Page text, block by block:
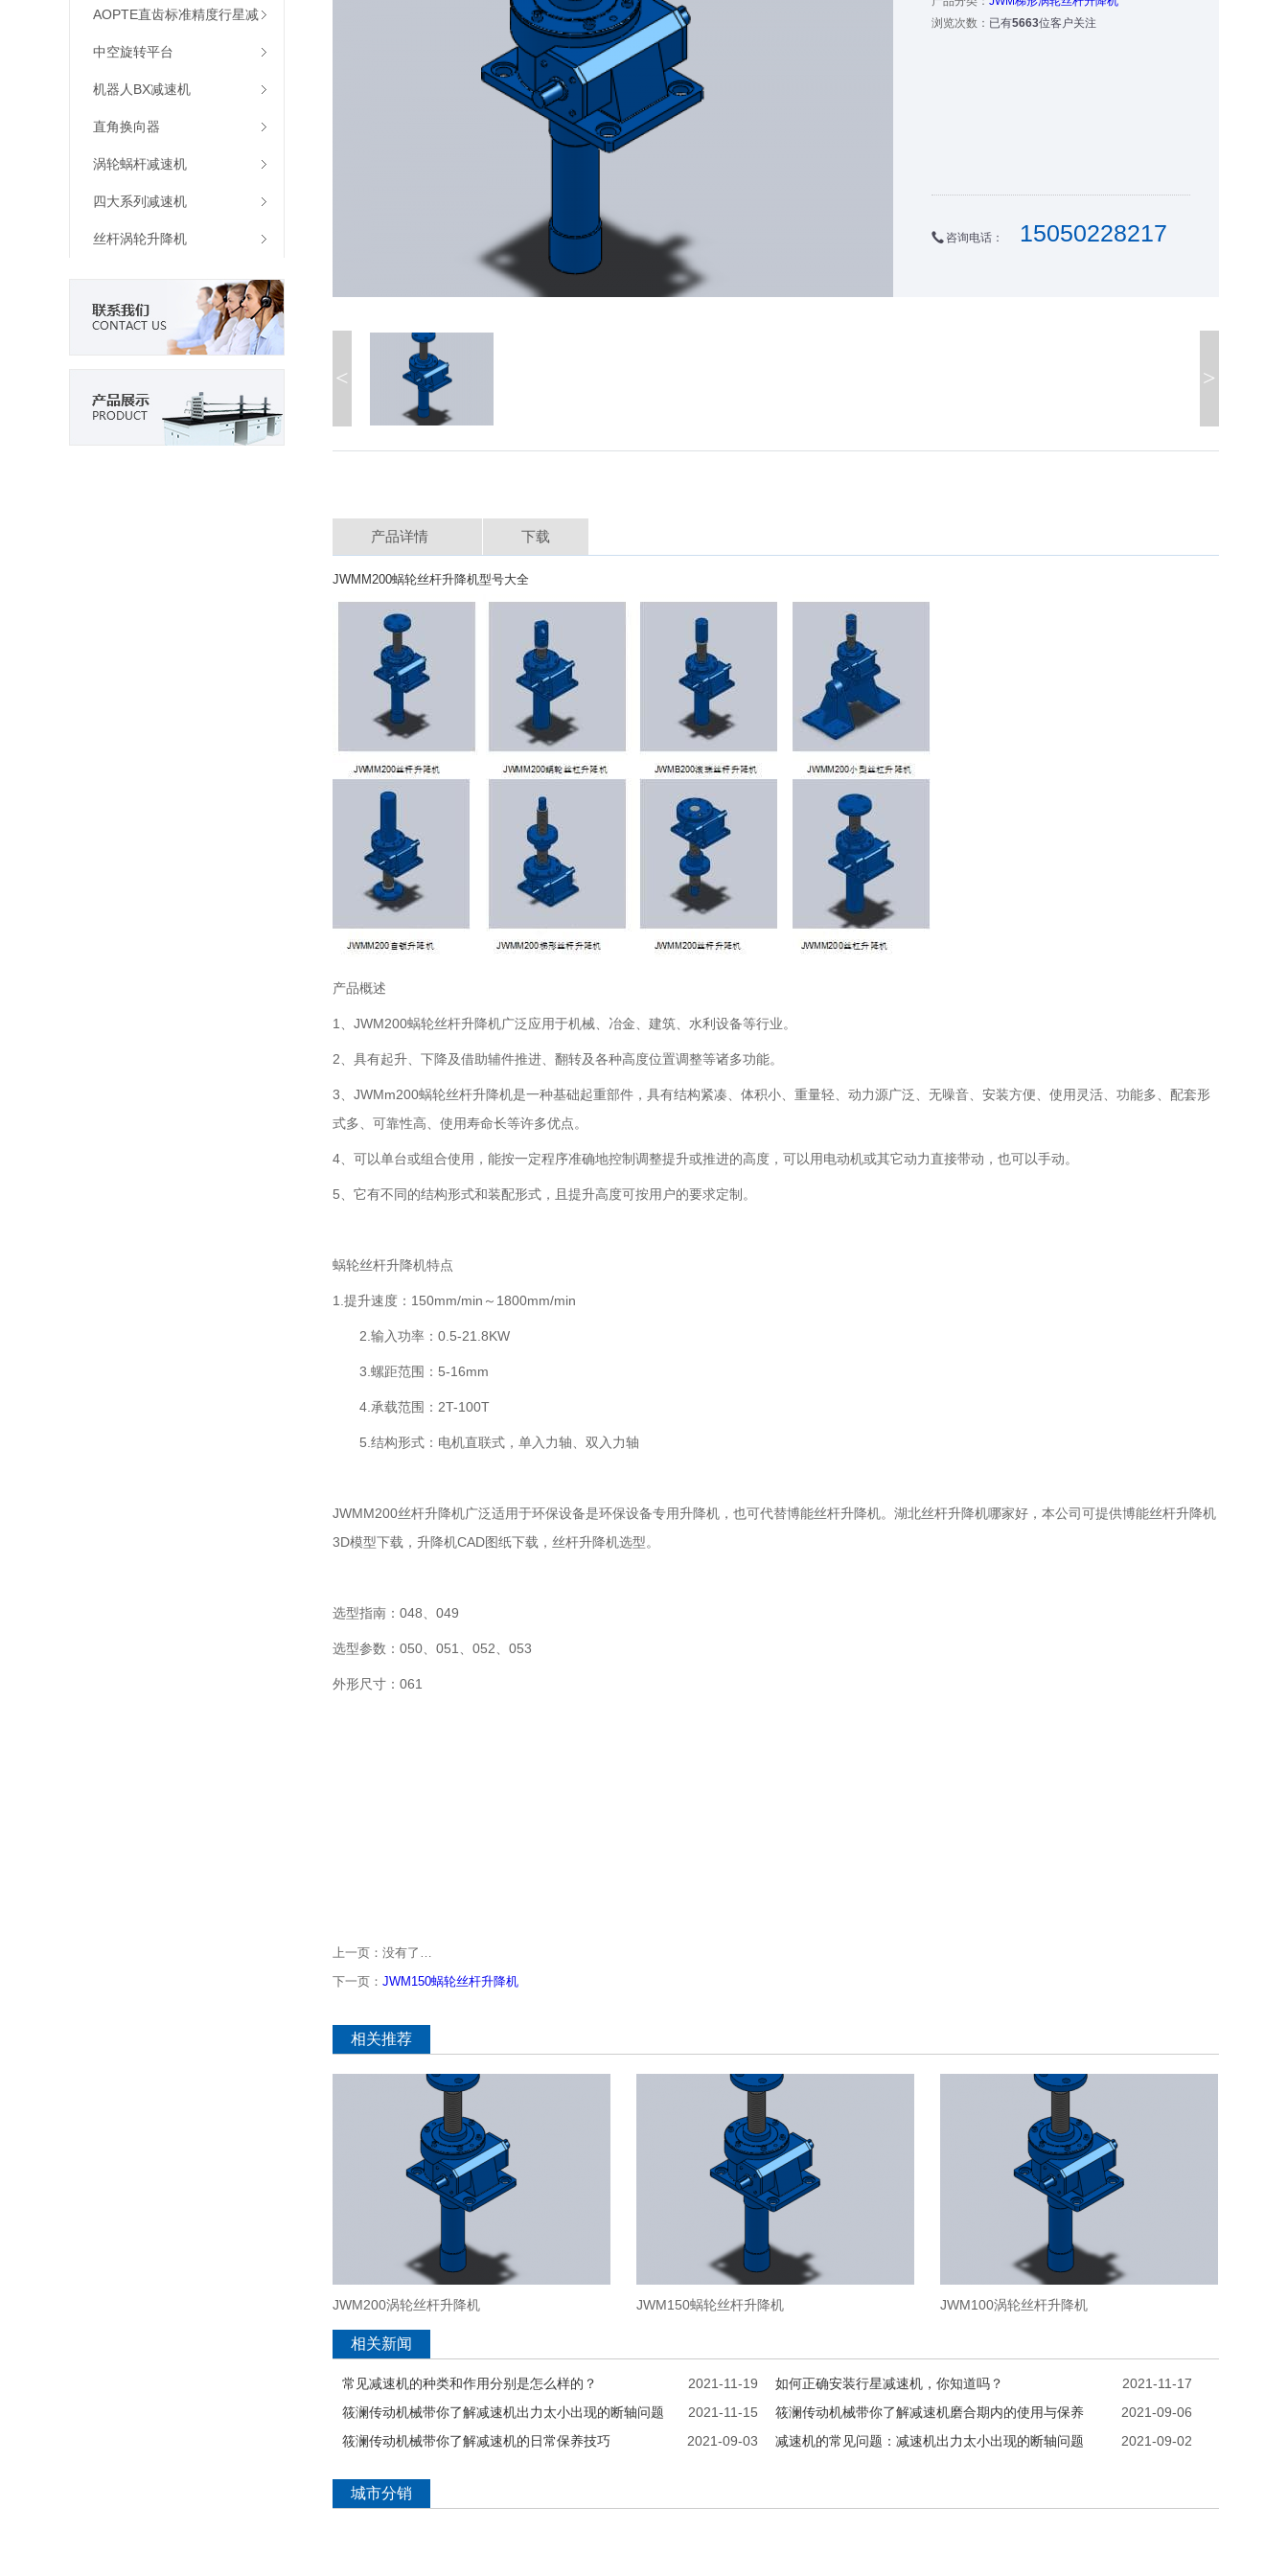
机
AOPTE直齿标准精度行星减
速机
中空旋转平台
机器人BX减速机
直角换向器
涡轮蜗杆减速机
四大系列减速机
丝杆涡轮升降机
浏览次数： 已有5663位客户关注
咨询电话： 15050228217
< >
产品详情 下载
JWMM200蜗轮丝杆升降机型号大全
产品概述
1、JWM200蜗轮丝杆升降机广泛应用于机械、冶金、建筑、水利设备等行业。
2、具有起升、下降及借助辅件推进、翻转及各种高度位置调整等诸多功能。
3、JWMm200蜗轮丝杆升降机是一种基础起重部件，具有结构紧凑、体积小、重量轻、动力源广泛、无噪音、安装方便、使用灵活、功能多、配套形
式多、可靠性高、使用寿命长等许多优点。
4、可以单台或组合使用，能按一定程序准确地控制调整提升或推进的高度，可以用电动机或其它动力直接带动，也可以手动。
5、它有不同的结构形式和装配形式，且提升高度可按用户的要求定制。
蜗轮丝杆升降机特点
1.提升速度：150mm/min～1800mm/min
2.输入功率：0.5-21.8KW
3.螺距范围：5-16mm
4.承载范围：2T-100T
5.结构形式：电机直联式，单入力轴、双入力轴
JWMM200丝杆升降机广泛适用于环保设备是环保设备专用升降机，也可代替博能丝杆升降机。湖北丝杆升降机哪家好，本公司可提供博能丝杆升降机
3D模型下载，升降机CAD图纸下载，丝杆升降机选型。
选型指南：048、049
选型参数：050、051、052、053
外形尺寸：061
上一页：没有了…
下一页： JWM150蜗轮丝杆升降机
相关推荐
JWM200涡轮丝杆升降机 JWM150蜗轮丝杆升降机 JWM100涡轮丝杆升降机
相关新闻
常见减速机的种类和作用分别是怎么样的？ 2021-11-19 如何正确安装行星减速机，你知道吗？
2021-11-17
筱澜传动机械带你了解减速机出力太小出现的断轴问题
2021-11-15 筱澜传动机械带你了解减速机磨合期内的使用与保养
2021-09-06
筱澜传动机械带你了解减速机的日常保养技巧
2021-09-03 减速机的常见问题：减速机出力太小出现的断轴问题 2021-09-02
城市分销